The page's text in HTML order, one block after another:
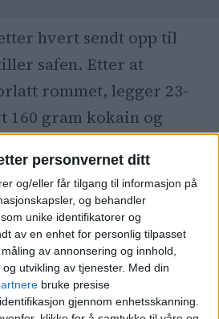
personvernet ditt
og/eller får tilgang til informasjon på
og behandler
unike identifikatorer og
av en enhet for personlig tilpasset
av annonsering og innhold,
utvikling av tjenester. Med din
bruke presise
gjennom enhetsskanning.
hvert sendt opp til
safen. Etter at
rommet, legger 23-
160 gram kokain og
som mottok den
kommet på at
hjelp ikke ble fulgt opp.
er uvitende om at safen